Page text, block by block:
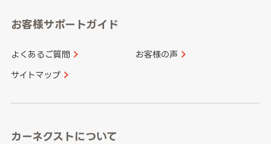
愛知県
和歌山県
山口県
香川県 愛媛県
長崎県
大分県 宮崎県
お客様サポートガイド
よくあるご質問 お客様の声
サイトマップ
カーネクストについて